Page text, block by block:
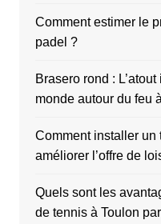
Comment estimer le
padel ?
Brasero rond :
monde autour du feu
Comment installer un
améliorer l’offre de
Quels sont les
de tennis à Toulon